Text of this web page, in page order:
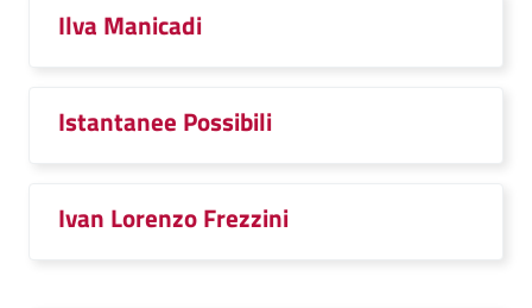
Ilva Manicadi
Istantanee Possibili
Ivan Lorenzo Frezzini